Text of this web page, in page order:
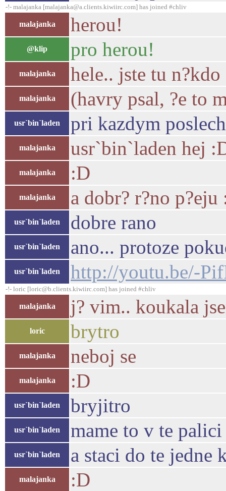
-!- malajanka [malajanka@a.clients.kiwiirc.com] has joined #chliv
malajanka herou!
@klip pro herou!
malajanka hele.. jste tu
malajanka (havry psal, ?e to
usr`bin`laden pri kazdym
malajanka usr`bin`laden hej
malajanka :D
malajanka a dobr? r?no p?eju
usr`bin`laden dobre rano
usr`bin`laden ano... protoze
usr`bin`laden http://youtu.be/-
-!- loric [loric@b.clients.kiwiirc.com] has joined #chliv
malajanka j? vim.. koukala
loric brytro
malajanka neboj se
malajanka :D
usr`bin`laden bryjitro
usr`bin`laden mame to v te
usr`bin`laden a staci do te jedne
malajanka :D